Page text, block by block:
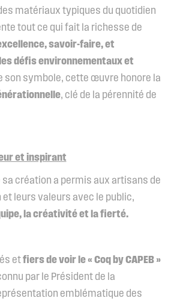
matériaux typiques du quotidien
tout ce qui fait la richesse de
savoir-faire, et
défis environnementaux et
son symbole, cette œuvre honore la
, clé de la pérennité de
et inspirant
sa création a permis aux artisans de
leurs valeurs avec le public,
la créativité et la fierté.
etfiers de voir le « Coq by CAPEB »
par le Président de la
emblématique des